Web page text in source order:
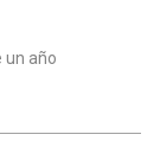
un año